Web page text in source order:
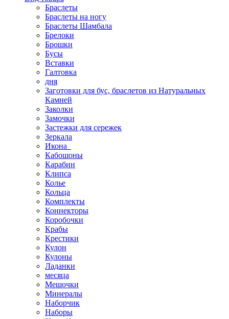
Браслеты
Браслеты на ногу
Браслеты Шамбала
Брелоки
Брошки
Бусы
Вставки
Галтовка
дня
Заготовки для бус, браслетов из Натуральных
Камней
Заколки
Замочки
Застежки для сережек
Зеркала
Икона
Кабошоны
Карабин
Клипса
Колье
Кольца
Комплекты
Коннекторы
Коробочки
Крабы
Крестики
Кулон
Кулоны
Ладанки
месяца
Мешочки
Минералы
Наборчик
Наборы